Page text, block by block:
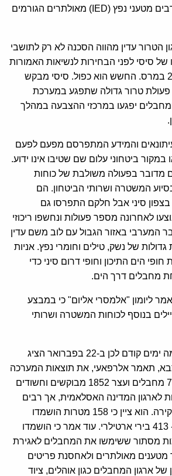
המחבלים במקומות רבים מטעני נפץ (IED) מאולתרים הגורמים
הטרור עדין מהווה הסכנה לא רק לתושבי
של סיסי לפני הבחירות לנשיאות האמורות
להתקיים בימים 26-28 במרס. החשש הוא כפול. סיסי מבקש
פעולת טרור גדולה שתפגע במערכת
יפגעו במרכזי ההצבעה במהלך
והמידע המתפרסם מפעם לפעם
ביטחוני עלום שם שטיבו אינו ידוע.
בפעולה משולבת של כוחות
המשטרה ושרותי הביטחון. הם
בצפון סיני אבל חלקם התפרסו גם
לאחרונה מספר פעולות ונחשפו ריכוזי
המערבי באזור הגבול עם לוב משם עדין
גדולות של נשק, טילים וחומרי נפץ. אניות
הים התיכון וחופי דרום סיני כדי
מחבלים דרך הים.
ליומון "אלמסרי אליום" כי במבצע
35.000 חיילים בנוסף לכוחות המשטרה ושרותי
במסיבת עיתונאים כמה ימים קודם לכן ב-22 בפברואר הציג
תאמר אלרפאעי, את תוצאות המערכה
כדלקמן: הצבא הרג 71 מחבלים ועצר 1852 מבוקשים וחשודים
לארגון המדינה האסלאמית, אך רבים
מהם שוחררו אחרי חקירה. הוא ציין כי 158 מטרות הושמדו
בהפצצות מן האוויר ו- 413 בירי ארטילרי. עוד אמר כי הושמדו
1282 מקומות מסתור ששימשו את המחבלים לאגירת
מטענים מאולתרים ולאחסנת פריטים
של ארגון המחבלים כגון אוהלים, ציוד